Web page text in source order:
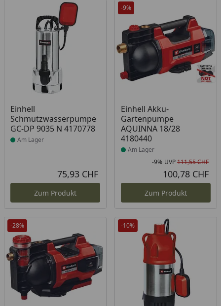
Einhell
Schmutzwasserpumpe
GC-DP 9035 N 4170778
Produkt am Lager
Am Lager
75,93 CHF
Zum Produkt
-9%
Einhell Akku-
Gartenpumpe
AQUINNA 18/28
4180440
Produkt am Lager
Am Lager
-9% UVP111,55 CHF
100,78 CHF
Zum Produkt
-28% -10%